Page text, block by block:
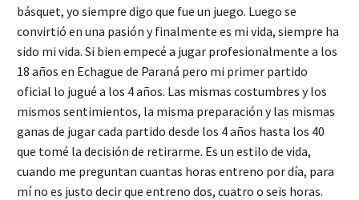
básquet, yo siempre digo que fue un juego. Luego se
convirtió en una pasión y finalmente es mi vida, siempre ha
sido mi vida. Si bien empecé a jugar profesionalmente a los
18 años en Echague de Paraná pero mi primer partido
oficial lo jugué a los 4 años. Las mismas costumbres y los
mismos sentimientos, la misma preparación y las mismas
ganas de jugar cada partido desde los 4 años hasta los 40
que tomé la decisión de retirarme. Es un estilo de vida,
cuando me preguntan cuantas horas entreno por día, para
mí no es justo decir que entreno dos, cuatro o seis horas.